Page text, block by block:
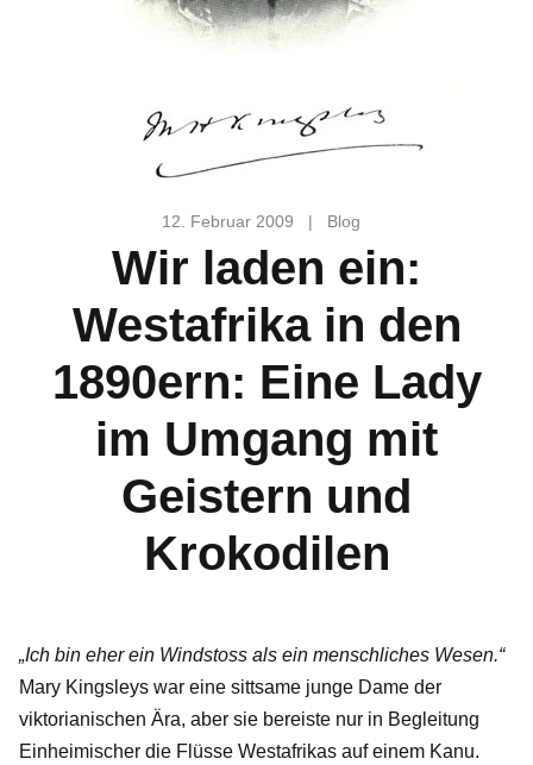
12. Februar 2009 | Blog
Wir laden ein:
Westafrika in den
1890ern: Eine Lady
im Umgang mit
Geistern und
Krokodilen
„Ich bin eher ein Windstoss als ein menschliches Wesen.“
Mary Kingsleys war eine sittsame junge Dame der
viktorianischen Ära, aber sie bereiste nur in Begleitung
Einheimischer die Flüsse Westafrikas auf einem Kanu.